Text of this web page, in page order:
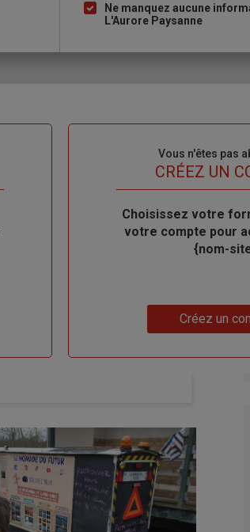
Ne manquez aucune
L'Aurore Paysanne
Vous n'êtes pas
TITRECRÉEZ UN
Body
Choisissez votre
votre compte pour
{nom-
Créez un